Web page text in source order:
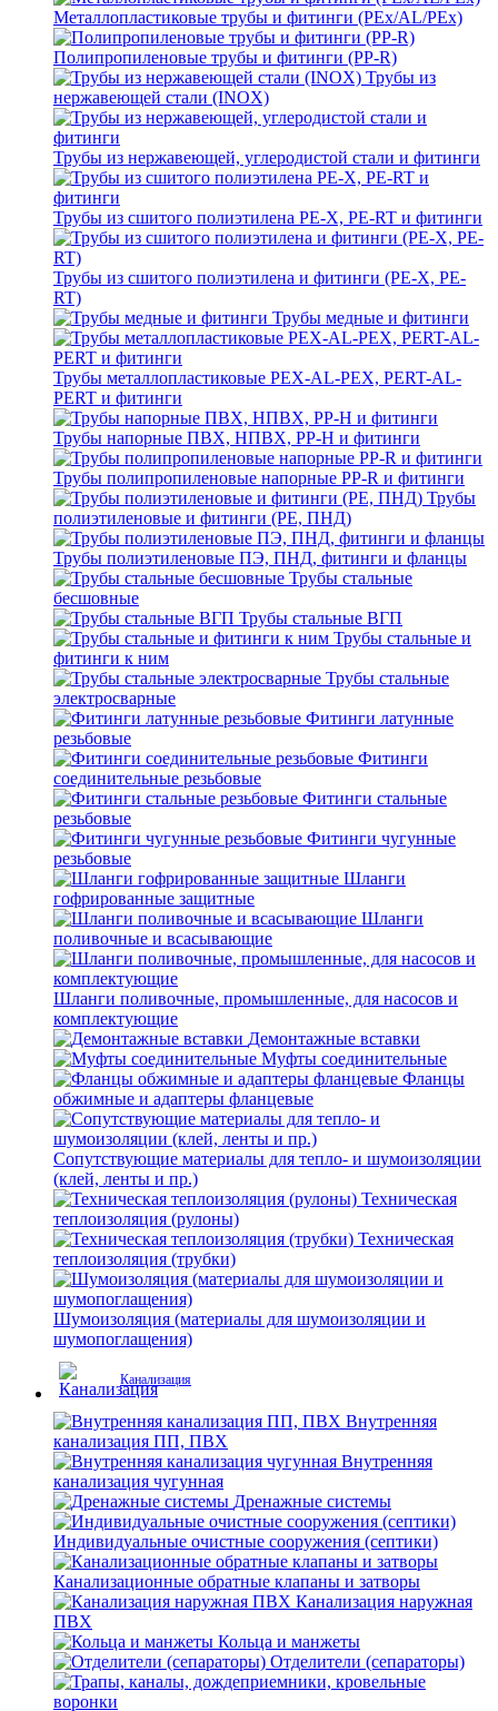
Металлопластиковые трубы и фитинги (PEx/AL/PEx)
Полипропиленовые трубы и фитинги (PP-R)
Трубы из
нержавеющей стали (INOX)
Трубы из нержавеющей, углеродистой стали и фитинги
Трубы из сшитого полиэтилена PE-X, PE-RT и фитинги
Трубы из сшитого полиэтилена и фитинги (PE-X, PE-
RT)
Трубы медные и фитинги
Трубы металлопластиковые PEX-AL-PEX, PERT-AL-
PERT и фитинги
Трубы напорные ПВХ, НПВХ, PP-H и фитинги
Трубы полипропиленовые напорные PP-R и фитинги
Трубы
полиэтиленовые и фитинги (PE, ПНД)
Трубы полиэтиленовые ПЭ, ПНД, фитинги и фланцы
Трубы стальные
бесшовные
Трубы стальные ВГП
Трубы стальные и
фитинги к ним
Трубы стальные
электросварные
Фитинги латунные
резьбовые
Фитинги
соединительные резьбовые
Фитинги стальные
резьбовые
Фитинги чугунные
резьбовые
Шланги
гофрированные защитные
Шланги
поливочные и всасывающие
Шланги поливочные, промышленные, для насосов и
комплектующие
Демонтажные вставки
Муфты соединительные
Фланцы
обжимные и адаптеры фланцевые
Сопутствующие материалы для тепло- и шумоизоляции
(клей, ленты и пр.)
Техническая
теплоизоляция (рулоны)
Техническая
теплоизоляция (трубки)
Шумоизоляция (материалы для шумоизоляции и
шумопоглащения)
Канализация
Внутренняя
канализация ПП, ПВХ
Внутренняя
канализация чугунная
Дренажные системы
Индивидуальные очистные сооружения (септики)
Канализационные обратные клапаны и затворы
Канализация наружная
ПВХ
Кольца и манжеты
Отделители (сепараторы)